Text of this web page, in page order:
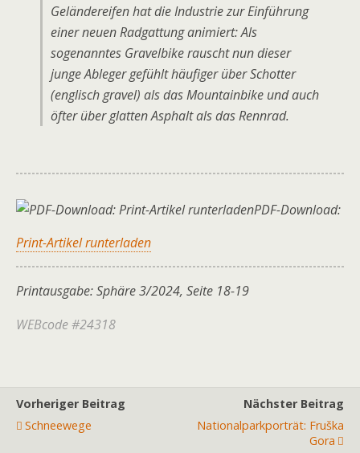
Geländereifen hat die Industrie zur Einführung
einer neuen Radgattung animiert: Als
sogenanntes Gravelbike rauscht nun dieser
junge Ableger gefühlt häufiger über Schotter
(englisch gravel) als das Mountainbike und auch
öfter über glatten Asphalt als das Rennrad.
PDF-Download:
Print-Artikel runterladen
Printausgabe: Sphäre 3/2024, Seite 18-19
WEBcode #24318
Vorheriger Beitrag
Schneewege
Nächster Beitrag
Nationalparkporträt: Fruška
Gora